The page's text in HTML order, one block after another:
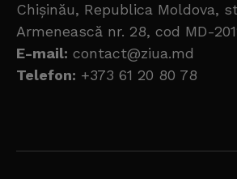
Chișinău, Republica Moldova,
Armenească nr. 28, cod MD-
E-mail: contact@ziua.md
Telefon: +373 61 20 80 78